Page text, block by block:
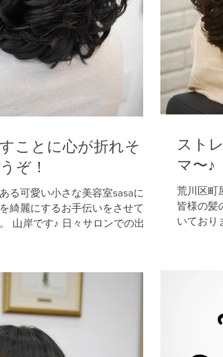
ことに心が折れそう
ぞ！
る可愛い小さな美容室sasaにて
綺麗にするお手伝いをさせて頂
山岸です♪ 日々サロンでの出来
スト
マ〜♪
荒川区町
皆様の髪
いており